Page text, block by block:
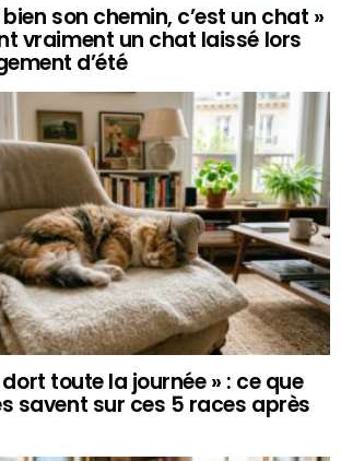
son chemin, c’est un chat »
vraiment un chat laissé lors
d’été
toute la journée » : ce que
savent sur ces 5 races après